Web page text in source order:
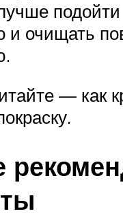
и очищать
— как